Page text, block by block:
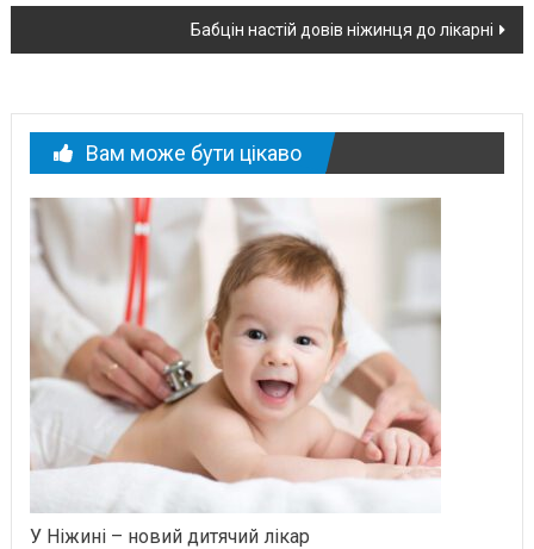
Бабцін настій довів ніжинця до лікарні
Вам може бути цікаво
У Ніжині – новий дитячий лікар